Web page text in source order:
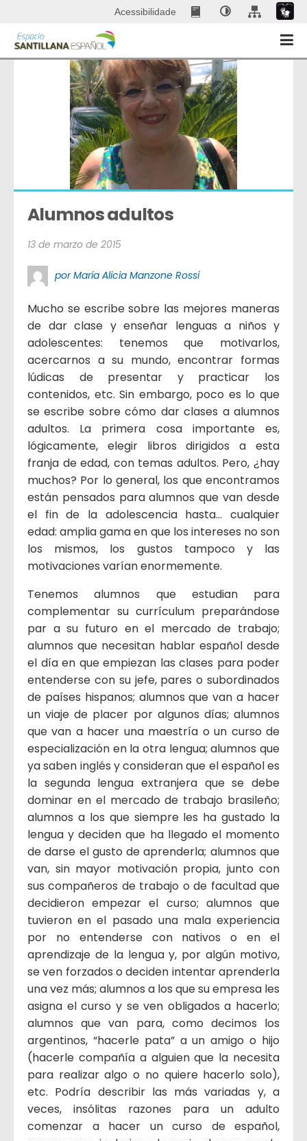
Acessibilidade
Alumnos adultos
13 de marzo de 2015
por María Alicia Manzone Rossi
Mucho se escribe sobre las mejores maneras
de dar clase y enseñar lenguas a niños y
adolescentes: tenemos que motivarlos,
acercarnos a su mundo, encontrar formas
lúdicas de presentar y practicar los
contenidos, etc. Sin embargo, poco es lo que
se escribe sobre cómo dar clases a alumnos
adultos. La primera cosa importante es,
lógicamente, elegir libros dirigidos a esta
franja de edad, con temas adultos. Pero, ¿hay
muchos? Por lo general, los que encontramos
están pensados para alumnos que van desde
el fin de la adolescencia hasta… cualquier
edad: amplia gama en que los intereses no son
los mismos, los gustos tampoco y las
motivaciones varían enormemente.
Tenemos alumnos que estudian para
complementar su currículum preparándose
par a su futuro en el mercado de trabajo;
alumnos que necesitan hablar español desde
el día en que empiezan las clases para poder
entenderse con su jefe, pares o subordinados
de países hispanos; alumnos que van a hacer
un viaje de placer por algunos días; alumnos
que van a hacer una maestría o un curso de
especialización en la otra lengua; alumnos que
ya saben inglés y consideran que el español es
la segunda lengua extranjera que se debe
dominar en el mercado de trabajo brasileño;
alumnos a los que siempre les ha gustado la
lengua y deciden que ha llegado el momento
de darse el gusto de aprenderla; alumnos que
van, sin mayor motivación propia, junto con
sus compañeros de trabajo o de facultad que
decidieron empezar el curso; alumnos que
tuvieron en el pasado una mala experiencia
por no entenderse con nativos o en el
aprendizaje de la lengua y, por algún motivo,
se ven forzados o deciden intentar aprenderla
una vez más; alumnos a los que su empresa les
asigna el curso y se ven obligados a hacerlo;
alumnos que van para, como decimos los
argentinos, “hacerle pata” a un amigo o hijo
(hacerle compañía a alguien que la necesita
para realizar algo o no quiere hacerlo solo),
etc. Podría describir las más variadas y, a
veces, insólitas razones para un adulto
comenzar a hacer un curso de español,